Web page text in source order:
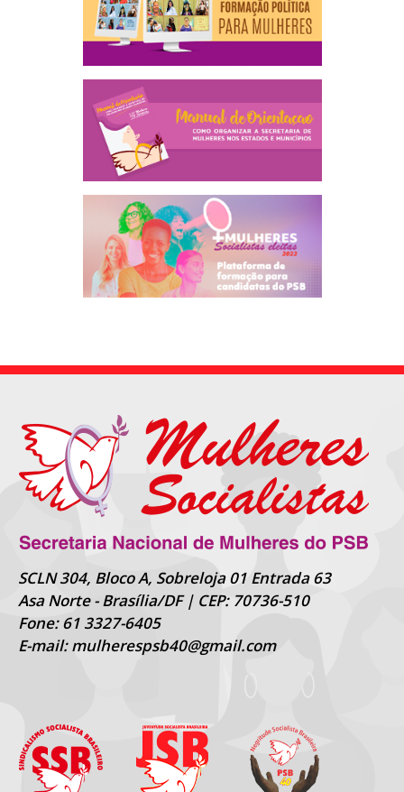
SCLN 304, Bloco A, Sobreloja 01 Entrada 63
Asa Norte - Brasília/DF | CEP: 70736-510
Fone: 61 3327-6405
E-mail: mulherespsb40@gmail.com